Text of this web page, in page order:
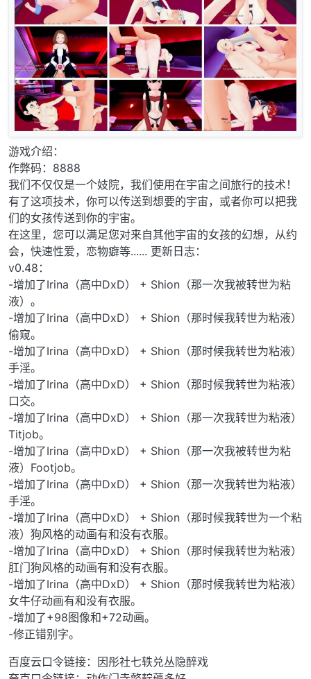
游戏介绍：
作弊码：8888
我们不仅仅是一个妓院，我们使用在宇宙之间旅行的技术！
有了这项技术，你可以传送到想要的宇宙，或者你可以把我
们的女孩传送到你的宇宙。
在这里，您可以满足您对来自其他宇宙的女孩的幻想，从约
会，快速性爱，恋物癖等...... 更新日志：
v0.48：
-增加了Irina（高中DxD） + Shion（那一次我被转世为粘
液）。
-增加了Irina（高中DxD） + Shion（那时候我转世为粘液）
偷窥。
-增加了Irina（高中DxD） + Shion（那时候我转世为粘液）
手淫。
-增加了Irina（高中DxD） + Shion（那时候我转世为粘液）
口交。
-增加了Irina（高中DxD） + Shion（那一次我转世为粘液）
Titjob。
-增加了Irina（高中DxD） + Shion（那一次我被转世为粘
液）Footjob。
-增加了Irina（高中DxD） + Shion（那一次我转世为粘液）
手淫。
-增加了Irina（高中DxD） + Shion（那时候我转世为一个粘
液）狗风格的动画有和没有衣服。
-增加了Irina（高中DxD） + Shion（那时候我转世为粘液）
肛门狗风格的动画有和没有衣服。
-增加了Irina（高中DxD） + Shion（那时候我转世为粘液）
女牛仔动画有和没有衣服。
-增加了+98图像和+72动画。
-修正错别字。
百度云口令链接：因彤社七轶兑丛隐醉戏